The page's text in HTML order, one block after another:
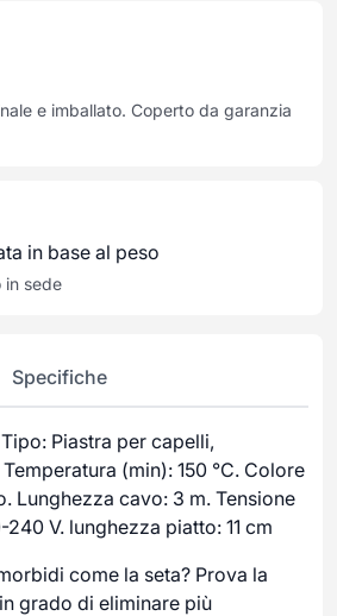
e imballato. Coperto da garanzia
in base al peso
in sede
Specifiche
Piastra per capelli,
(min): 150 °C. Colore
Lunghezza cavo: 3 m. Tensione
V. lunghezza piatto: 11 cm
come la seta? Prova la
grado di eliminare più